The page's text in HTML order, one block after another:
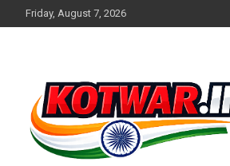
to
Friday, August 7, 2026